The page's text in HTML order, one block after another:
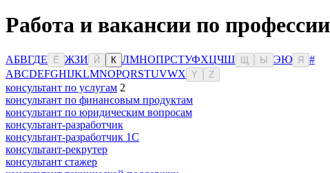
Работа и вакансии по
АБВГДЕ Ё ЖЗИ Й К ЛМНОПРСТУФХЦЧШ Ы ЭЮ Я
#
ABCDEFGHIJKLMNOPQRSTUVWX Y Z
консультант по услугам 2
консультант по финансовым продуктам
консультант по юридическим вопросам
консультант-разработчик
консультант-разработчик 1С
консультант-рекрутер
консультант стажер